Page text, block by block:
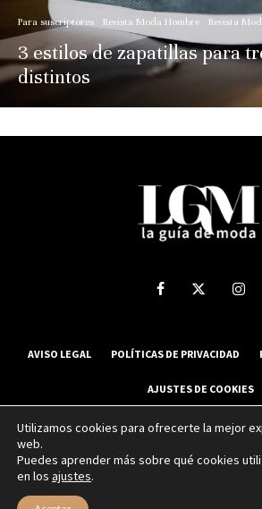
Para suscriptores Revista Moda Hombre Revista
3 estilos de zapatillas para
distintos
AVISO LEGAL POLÍTICAS DE PRIVACIDAD
AJUSTES DE COOKIES
2025 La Guía de Moda - Todos los
Utilizamos cookies para ofrecerte la mejor
web.
Puedes aprender más sobre qué cookies
en los ajustes.